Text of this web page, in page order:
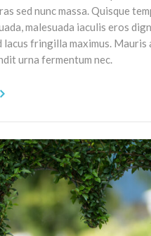
sed nunc massa. Quisque
malesuada iaculis eros
lacus fringilla maximus.
urna fermentum nec.